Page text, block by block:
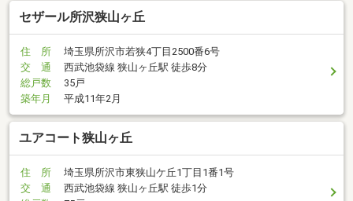
セザール所沢狭山ヶ丘
住 所
埼玉県所沢市若狭4丁目2500番6号
交 通
西武池袋線 狭山ヶ丘駅 徒歩8分
総戸数
35戸
築年月
平成11年2月
ユアコート狭山ヶ丘
住 所
埼玉県所沢市東狭山ケ丘1丁目1番1号
交 通
西武池袋線 狭山ヶ丘駅 徒歩1分